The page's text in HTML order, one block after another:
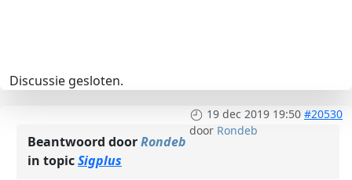
Discussie gesloten.
19 dec 2019 19:50 #20530
door Rondeb
Beantwoord doorRondeb
in topicSigplus